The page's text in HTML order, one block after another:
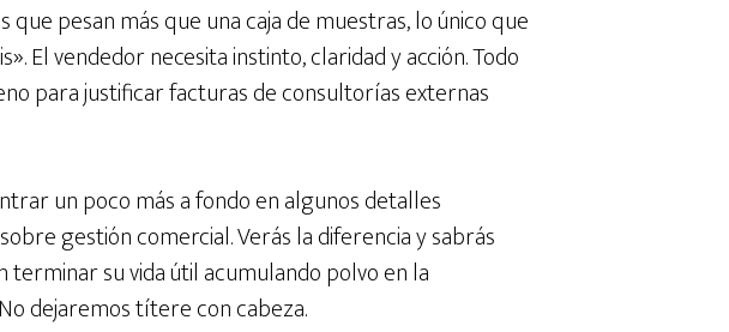
que pesan más que una caja de muestras, lo único que
El vendedor necesita instinto, claridad y acción. Todo
para justificar facturas de consultorías externas
un poco más a fondo en algunos detalles
gestión comercial. Verás la diferencia y sabrás
su vida útil acumulando polvo en la
dejaremos títere con cabeza.